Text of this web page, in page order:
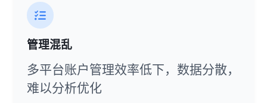
管理混乱
多平台账户管理效率低下，数据分散，
难以分析优化